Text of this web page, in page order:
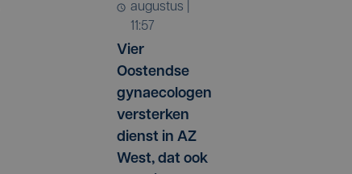
augustus |
11:57
Vier
Oostendse
gynaecologen
versterken
dienst in AZ
West, dat ook